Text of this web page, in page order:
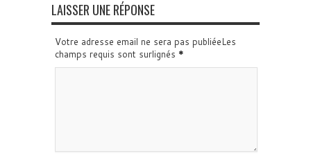
LAISSER UNE RÉPONSE
Votre adresse email ne sera pas publiéeLes
champs requis sont surlignés *